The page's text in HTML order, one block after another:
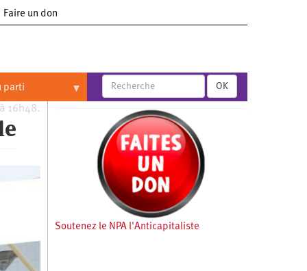
Faire un don
parti OK
16h48.
Soutenez le NPA l'Anticapitaliste